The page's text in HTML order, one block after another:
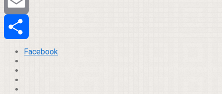
Email
Compartilhar
Facebook